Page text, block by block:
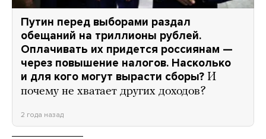
Путин перед выборами раздал
обещаний на триллионы рублей.
Оплачивать их придется россиянам —
через повышение налогов. Насколько
и для кого могут вырасти сборы? И
почему не хватает других доходов?
2 года назад